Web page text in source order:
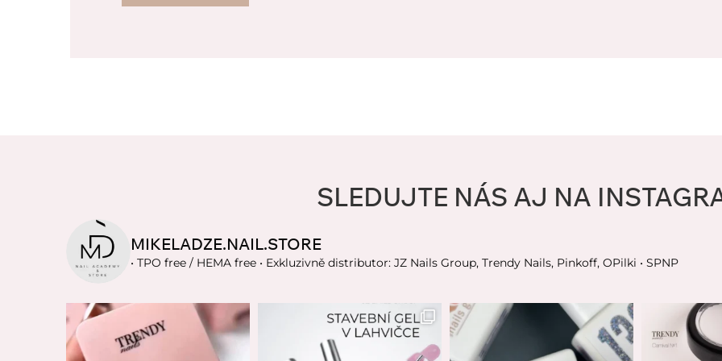
SLEDUJTE NÁS AJ NA
MIKELADZE.NAIL.STORE
• TPO free / HEMA free • Exkluzivně distributor: JZ Nails Group, Trendy Nails, Pinkoff, OPilki • SPNP